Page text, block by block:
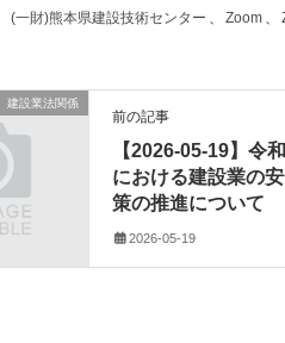
(一財)熊本県建設技術センター 、 Zoom 、
建設業法関係
前の記事
【2026-05-19】令
における建設業の
策の推進について
2026-05-19